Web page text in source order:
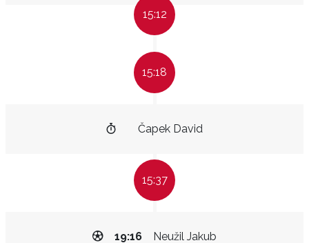
15:12
15:18
Čapek David
15:37
Neužil Jakub
19:16